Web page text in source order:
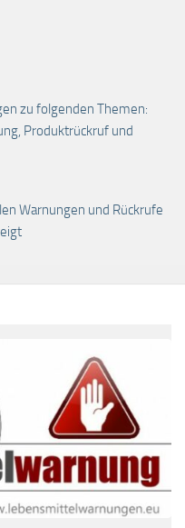
zu folgenden Themen:
Produktrückruf und
Warnungen und Rückrufe